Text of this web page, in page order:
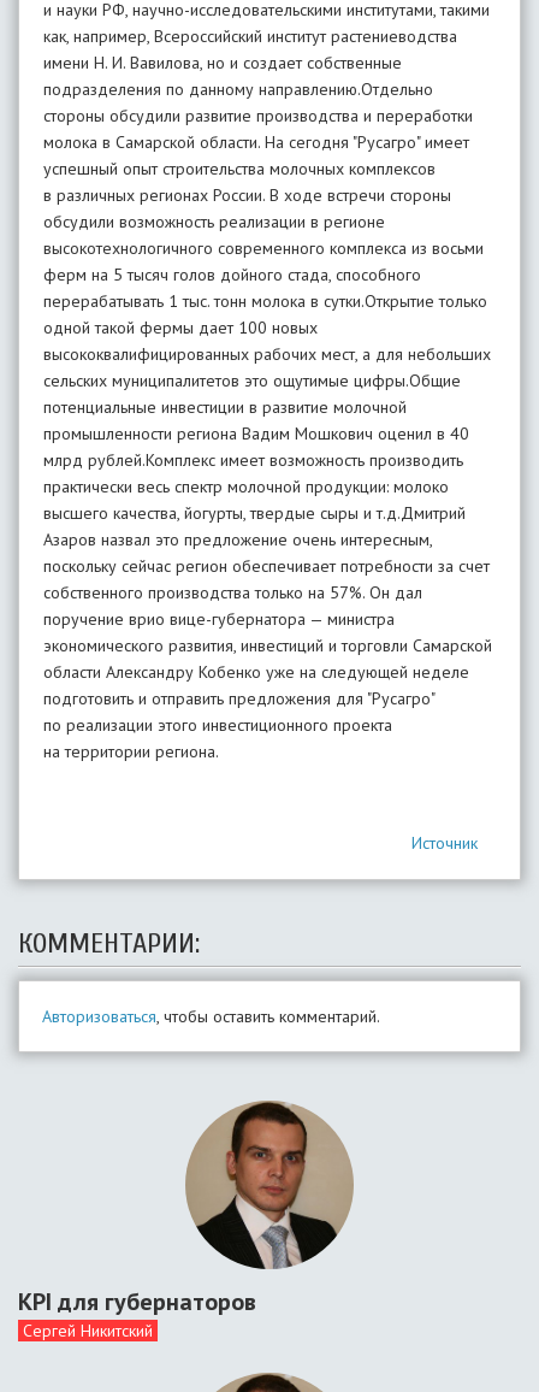
Источник
КОММЕНТАРИИ:
Авторизоваться, чтобы оставить комментарий.
KPI для губернаторов
Сергей Никитский